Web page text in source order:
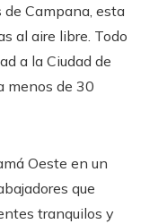
Campana, esta
al aire libre. Todo
a la Ciudad de
menos de 30
Oeste en un
que
tranquilos y